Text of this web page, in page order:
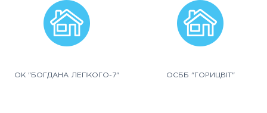
ОК "БОГДАНА ЛЕПКОГО-7" ОСББ "ГОРИЦВІТ"